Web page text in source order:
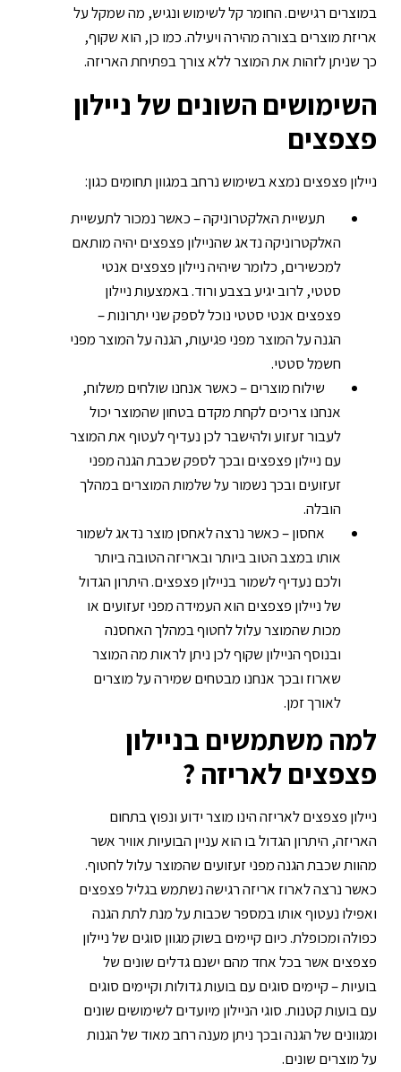
במוצרים רגישים. החומר קל לשימוש ונגיש, מה שמקל על
אריזת מוצרים בצורה מהירה ויעילה. כמו כן, הוא שקוף,
כך שניתן לזהות את המוצר ללא צורך בפתיחת האריזה.
השימושים השונים של ניילון
פצפצים
ניילון פצפצים נמצא בשימוש נרחב במגוון תחומים כגון:
תעשיית האלקטרוניקה – כאשר נמכור לתעשיית
האלקטרוניקה נדאג שהניילון פצפצים יהיה מותאם
למכשירים, כלומר שיהיה ניילון פצפצים אנטי
סטטי, לרוב יגיע בצבע ורוד. באמצעות ניילון
פצפצים אנטי סטטי נוכל לספק שני יתרונות –
הגנה על המוצר מפני פגיעות, הגנה על המוצר מפני
חשמל סטטי.
שילוח מוצרים – כאשר אנחנו שולחים משלוח,
אנחנו צריכים לקחת מקדם בטחון שהמוצר יכול
לעבור זעזוע ולהישבר לכן נעדיף לעטוף את המוצר
עם ניילון פצפצים ובכך לספק שכבת הגנה מפני
זעזועים ובכך נשמור על שלמות המוצרים במהלך
הובלה.
אחסון – כאשר נרצה לאחסן מוצר נדאג לשמור
אותו במצב הטוב ביותר ובאריזה הטובה ביותר
ולכם נעדיף לשמור בניילון פצפצים. היתרון הגדול
של ניילון פצפצים הוא העמידה מפני זעזועים או
מכות שהמוצר עלול לחטוף במהלך האחסנה
ובנוסף הניילון שקוף לכן ניתן לראות מה המוצר
שארוז ובכך אנחנו מבטחים שמירה על מוצרים
לאורך זמן.
למה משתמשים בניילון
פצפצים לאריזה ?
ניילון פצפצים לאריזה הינו מוצר ידוע ונפוץ בתחום
האריזה, היתרון הגדול בו הוא עניין הבועיות אוויר אשר
מהוות שכבת הגנה מפני זעזועים שהמוצר עלול לחטוף.
כאשר נרצה לארוז אריזה רגישה נשתמש בגליל פצפצים
ואפילו נעטוף אותו במספר שכבות על מנת לתת הגנה
כפולה ומכופלת. כיום קיימים בשוק מגוון סוגים של ניילון
פצפצים אשר בכל אחד מהם ישנם גדלים שונים של
בועיות – קיימים סוגים עם בועות גדולות וקיימים סוגים
עם בועות קטנות. סוגי הניילון מיועדים לשימושים שונים
ומגוונים של הגנה ובכך ניתן מענה רחב מאוד של הגנות
על מוצרים שונים.